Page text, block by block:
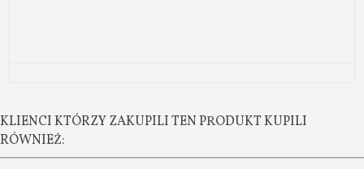
KLIENCI KTÓRZY ZAKUPILI TEN PRODUKT KUPILI
RÓWNIEŻ: